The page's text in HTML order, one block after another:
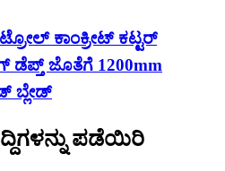
ಕಾಂಕ್ರೀಟ್ ಕಟ್ಟರ್
ಡೆಪ್ತ್ ಜೊತೆಗೆ 1200mm
ಬ್ಲೇಡ್
ಪಡೆಯಿರಿ